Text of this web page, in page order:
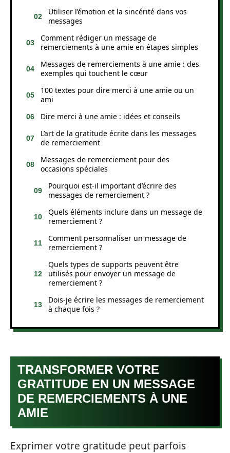
Utiliser l’émotion et la sincérité dans vos
messages
Comment rédiger un message de
remerciements à une amie en étapes simples
Messages de remerciements à une amie : des
exemples qui touchent le cœur
100 textes pour dire merci à une amie ou un
ami
Dire merci à une amie : idées et conseils
L’art de la gratitude écrite dans les messages
de remerciement
Messages de remerciement pour des
occasions spéciales
Pourquoi est-il important d’écrire des
messages de remerciement ?
Quels éléments inclure dans un message de
remerciement ?
Comment personnaliser un message de
remerciement ?
Quels types de supports peuvent être
utilisés pour envoyer un message de
remerciement ?
Dois-je écrire les messages de remerciement
à chaque fois ?
TRANSFORMER VOTRE
GRATITUDE EN UN MESSAGE
DE REMERCIEMENTS À UNE
AMIE
Exprimer votre gratitude peut parfois